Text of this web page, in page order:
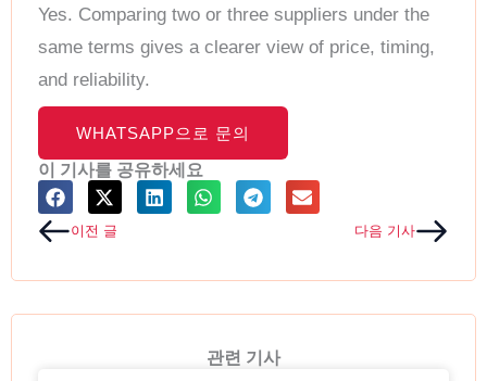
Yes. Comparing two or three suppliers under the
same terms gives a clearer view of price, timing,
and reliability.
WHATSAPP으로 문의
이 기사를 공유하세요
Prev
이전 글 다음 기사Next
관련 기사